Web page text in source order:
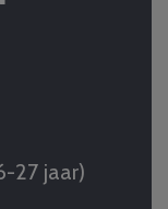
27 jaar)